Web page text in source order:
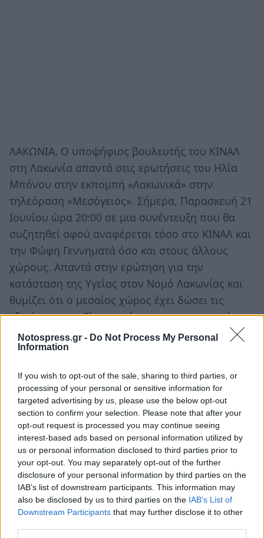
Notospress.gr - Do Not Process My Personal
Information
If you wish to opt-out of the sale, sharing to third parties, or
processing of your personal or sensitive information for
targeted advertising by us, please use the below opt-out
section to confirm your selection. Please note that after your
opt-out request is processed you may continue seeing
interest-based ads based on personal information utilized by
us or personal information disclosed to third parties prior to
your opt-out. You may separately opt-out of the further
disclosure of your personal information by third parties on the
IAB’s list of downstream participants. This information may
also be disclosed by us to third parties on the IAB’s List of
Downstream Participants that may further disclose it to other
ΛΑΚΩΝΙΑ. Ο υποψήφιος βουλευτής του ΚΙΝΑΛ
στη Λακωνία απαντά στις ερωτήσεις του Ηλία
Μπόνου στην εκπομπή «Λακωνικά» στην
τηλεόραση «Μεσόγειος». Σήμερα, Παρασκευή 21
Ιουνίου ώρα 20:00 σε μια συνέντευξη που θα
συζητηθεί αφού αναφέρεται τόσο στο ΚΙΝΑΛ και
την Φώφη Γεννηματά όσο και στους άλλους
χώρους. Απαντά στην ερώτηση για την
κατάσταση της Υγείας στον Νομό Λακωνίας και
θυμίζει ότι ο μεσαίος χώρος έχει δώσει τις
εξετάσεις του. Είναι ο χώρος των ισορροπιών,
των μεταρρυθμίσεων και μπορεί να δώσει
λύσεις που βοηθούν τη χώρα να πάει μπροστά.
νομού, θα πρέπει να γίνει εκσυγχρονισμός των
υπηρεσιών, ενώ θα φροντίσουμε για την τόνωση της
επιχειρηματικότητας και την ενίσχυση παραγωγής
και πώλησης αγροτικών προϊόντων».